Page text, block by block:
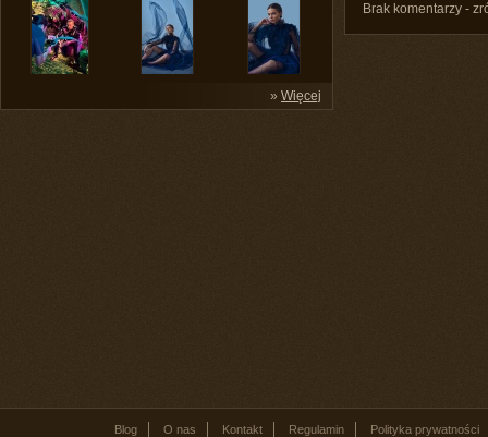
» Więcej
Brak komentarzy -
Blog O nas Kontakt Regulamin Polityka prywatności